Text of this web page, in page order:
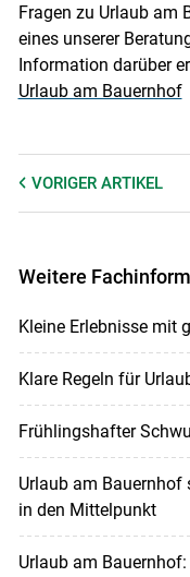
Fragen zu Urlaub am
eines unserer
Information darüber
Urlaub am Bauernhof
VORIGER ARTIKEL
Weitere
Kleine Erlebnisse mit
Klare Regeln für
Frühlingshafter
Urlaub am Bauernhof
in den Mittelpunkt
Urlaub am